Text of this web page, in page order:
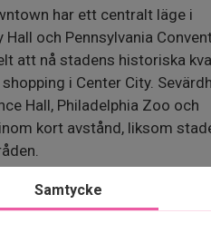
har ett centralt läge i
Hall och Pennsylvania
att nå stadens historiska
i Center City.
Hall, Philadelphia Zoo och
kort avstånd, liksom
Bauer, som erbjuder
och loungeområde.
Samtycke